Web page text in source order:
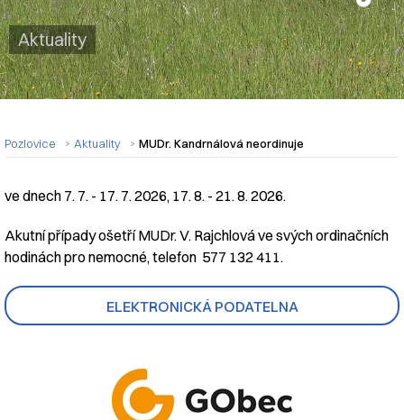
Aktuality
ELEKTRONICKÁ PODATELNA
Pozlovice Aktuality MUDr. Kandrnálová neordinuje
Nadpis článku
ve dnech 7. 7. - 17. 7. 2026, 17. 8. - 21. 8. 2026.
Akutní případy ošetří MUDr. V. Rajchlová ve svých ordinačních
hodinách pro nemocné, telefon 577 132 411.